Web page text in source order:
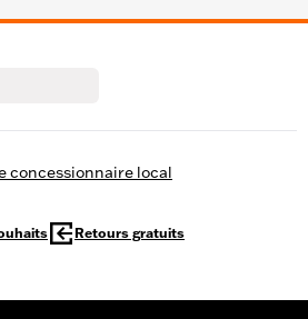
concessionnaire local
Retours gratuits